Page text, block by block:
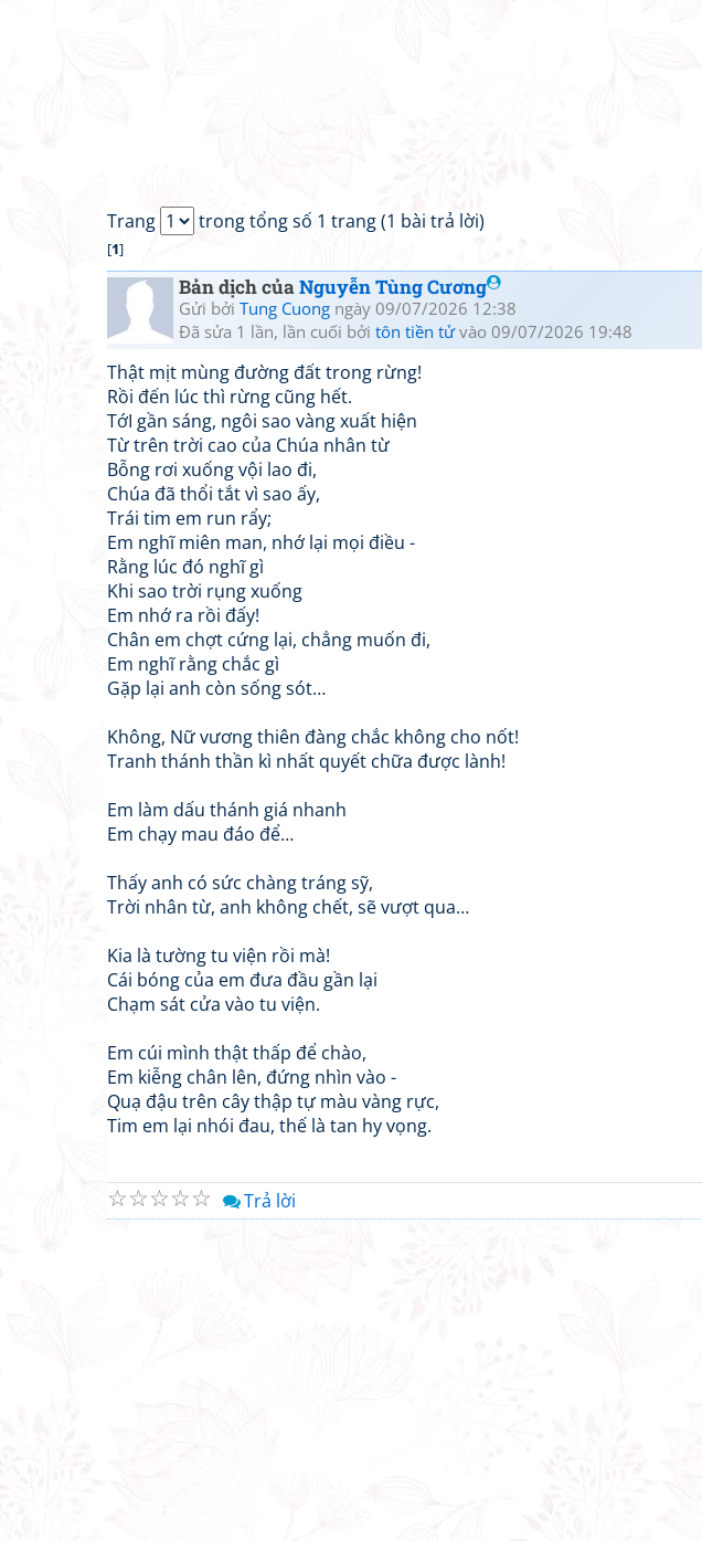
Trang trong tổng số 1 trang (1 bài trả lời)
[1]
Bản dịch củaNguyễn Tùng Cương
Gửi bởi Tung Cuong ngày 09/07/2026 12:38
Đã sửa 1 lần, lần cuối bởi tôn tiền tửvào 09/07/2026 19:48
Thật mịt mùng đường đất trong rừng!
Rồi đến lúc thì rừng cũng hết.
TớI gần sáng, ngôi sao vàng xuất hiện
Từ trên trời cao của Chúa nhân từ
Bỗng rơi xuống vội lao đi,
Chúa đã thổi tắt vì sao ấy,
Trái tim em run rẩy;
Em nghĩ miên man, nhớ lại mọi điều -
Rằng lúc đó nghĩ gì
Khi sao trời rụng xuống
Em nhớ ra rồi đấy!
Chân em chợt cứng lại, chẳng muốn đi,
Em nghĩ rằng chắc gì
Gặp lại anh còn sống sót…
Không, Nữ vương thiên đàng chắc không cho nốt!
Tranh thánh thần kì nhất quyết chữa được lành!
Em làm dấu thánh giá nhanh
Em chạy mau đáo để…
Thấy anh có sức chàng tráng sỹ,
Trời nhân từ, anh không chết, sẽ vượt qua…
Kia là tường tu viện rồi mà!
Cái bóng của em đưa đầu gần lại
Chạm sát cửa vào tu viện.
Em cúi mình thật thấp để chào,
Em kiễng chân lên, đứng nhìn vào -
Quạ đậu trên cây thập tự màu vàng rực,
Tim em lại nhói đau, thế là tan hy vọng.
☆
☆
☆
☆
☆ Trả lời